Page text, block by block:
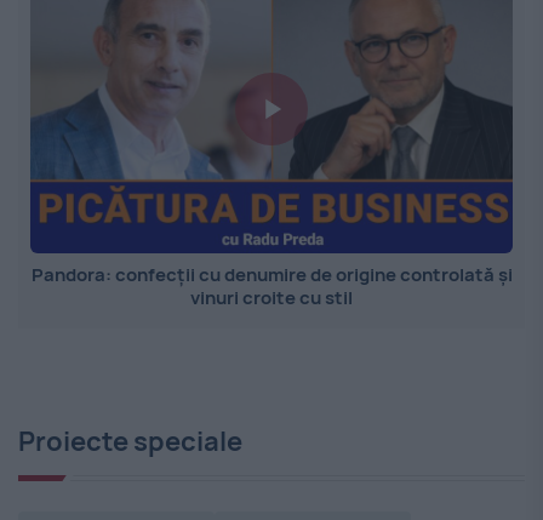
Pandora: confecții cu denumire de origine controlată și
vinuri croite cu stil
Proiecte speciale